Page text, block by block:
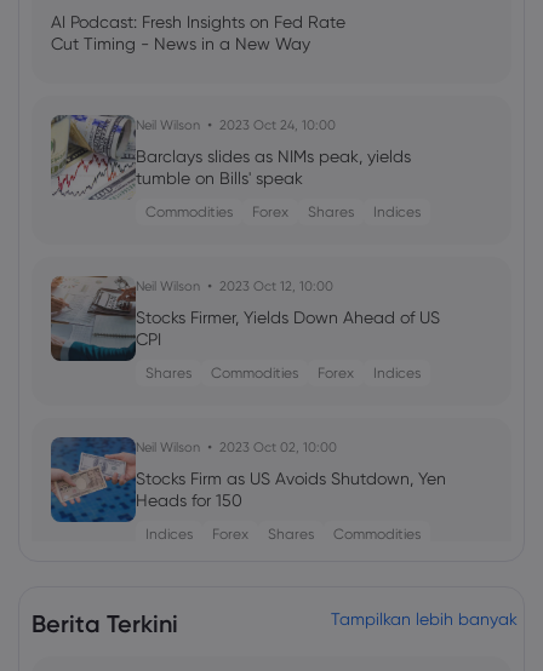
AI Podcast: Fresh Insights on Fed Rate
Cut Timing - News in a New Way
Neil Wilson 2023 Oct 24, 10:00
Barclays slides as NIMs peak, yields
tumble on Bills' speak
Commodities Forex Shares Indices
Neil Wilson 2023 Oct 12, 10:00
Stocks Firmer, Yields Down Ahead of US
CPI
Shares Commodities Forex Indices
Neil Wilson 2023 Oct 02, 10:00
Stocks Firm as US Avoids Shutdown, Yen
Heads for 150
Indices Forex Shares Commodities
Berita Terkini Tampilkan lebih banyak